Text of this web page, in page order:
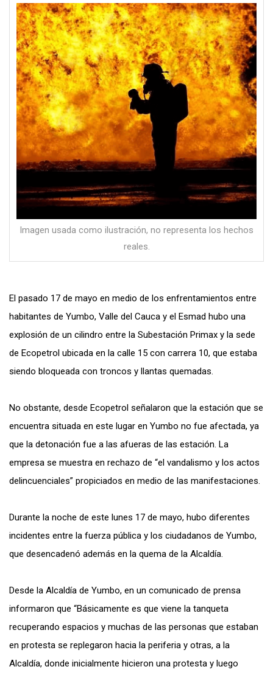
Imagen usada como ilustración, no representa los hechos
reales.
El pasado 17 de mayo en medio de los enfrentamientos entre
habitantes de Yumbo, Valle del Cauca y el Esmad hubo una
explosión de un cilindro entre la Subestación Primax y la sede
de Ecopetrol ubicada en la calle 15 con carrera 10, que estaba
siendo bloqueada con troncos y llantas quemadas.
No obstante, desde Ecopetrol señalaron que la estación que se
encuentra situada en este lugar en Yumbo no fue afectada, ya
que la detonación fue a las afueras de las estación. La
empresa se muestra en rechazo de “el vandalismo y los actos
delincuenciales” propiciados en medio de las manifestaciones.
Durante la noche de este lunes 17 de mayo, hubo diferentes
incidentes entre la fuerza pública y los ciudadanos de Yumbo,
que desencadenó además en la quema de la Alcaldía.
Desde la Alcaldía de Yumbo, en un comunicado de prensa
informaron que “Básicamente es que viene la tanqueta
recuperando espacios y muchas de las personas que estaban
en protesta se replegaron hacia la periferia y otras, a la
Alcaldía, donde inicialmente hicieron una protesta y luego